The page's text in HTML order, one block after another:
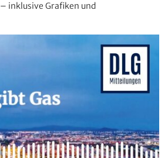
– inklusive Grafiken und